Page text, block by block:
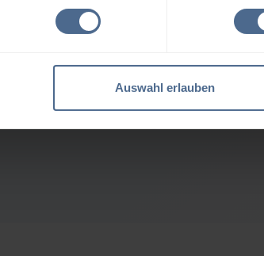
Auswahl erlauben
geben weiter nach
der Vortage erholt. Rohöl tendierte
die Heizöl-Notierungen für Frastanz